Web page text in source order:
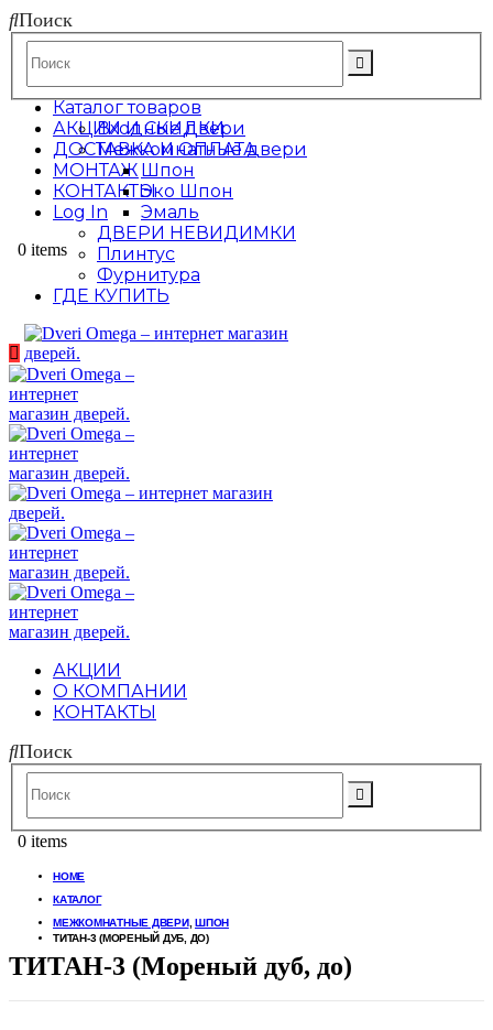
Поиск
АКЦИИ И СКИДКИ
ДОСТАВКА И ОПЛАТА
МОНТАЖ
КОНТАКТЫ
Log In
0 items
Каталог товаров
Входные двери
Межкомнатные двери
Шпон
Эко Шпон
Эмаль
ДВЕРИ НЕВИДИМКИ
Плинтус
Фурнитура
ГДЕ КУПИТЬ
АКЦИИ
О КОМПАНИИ
КОНТАКТЫ
Поиск
0 items
HOME
КАТАЛОГ
МЕЖКОМНАТНЫЕ ДВЕРИ, ШПОН
ТИТАН-3 (МОРЕНЫЙ ДУБ, ДО)
ТИТАН-3 (Мореный дуб, до)